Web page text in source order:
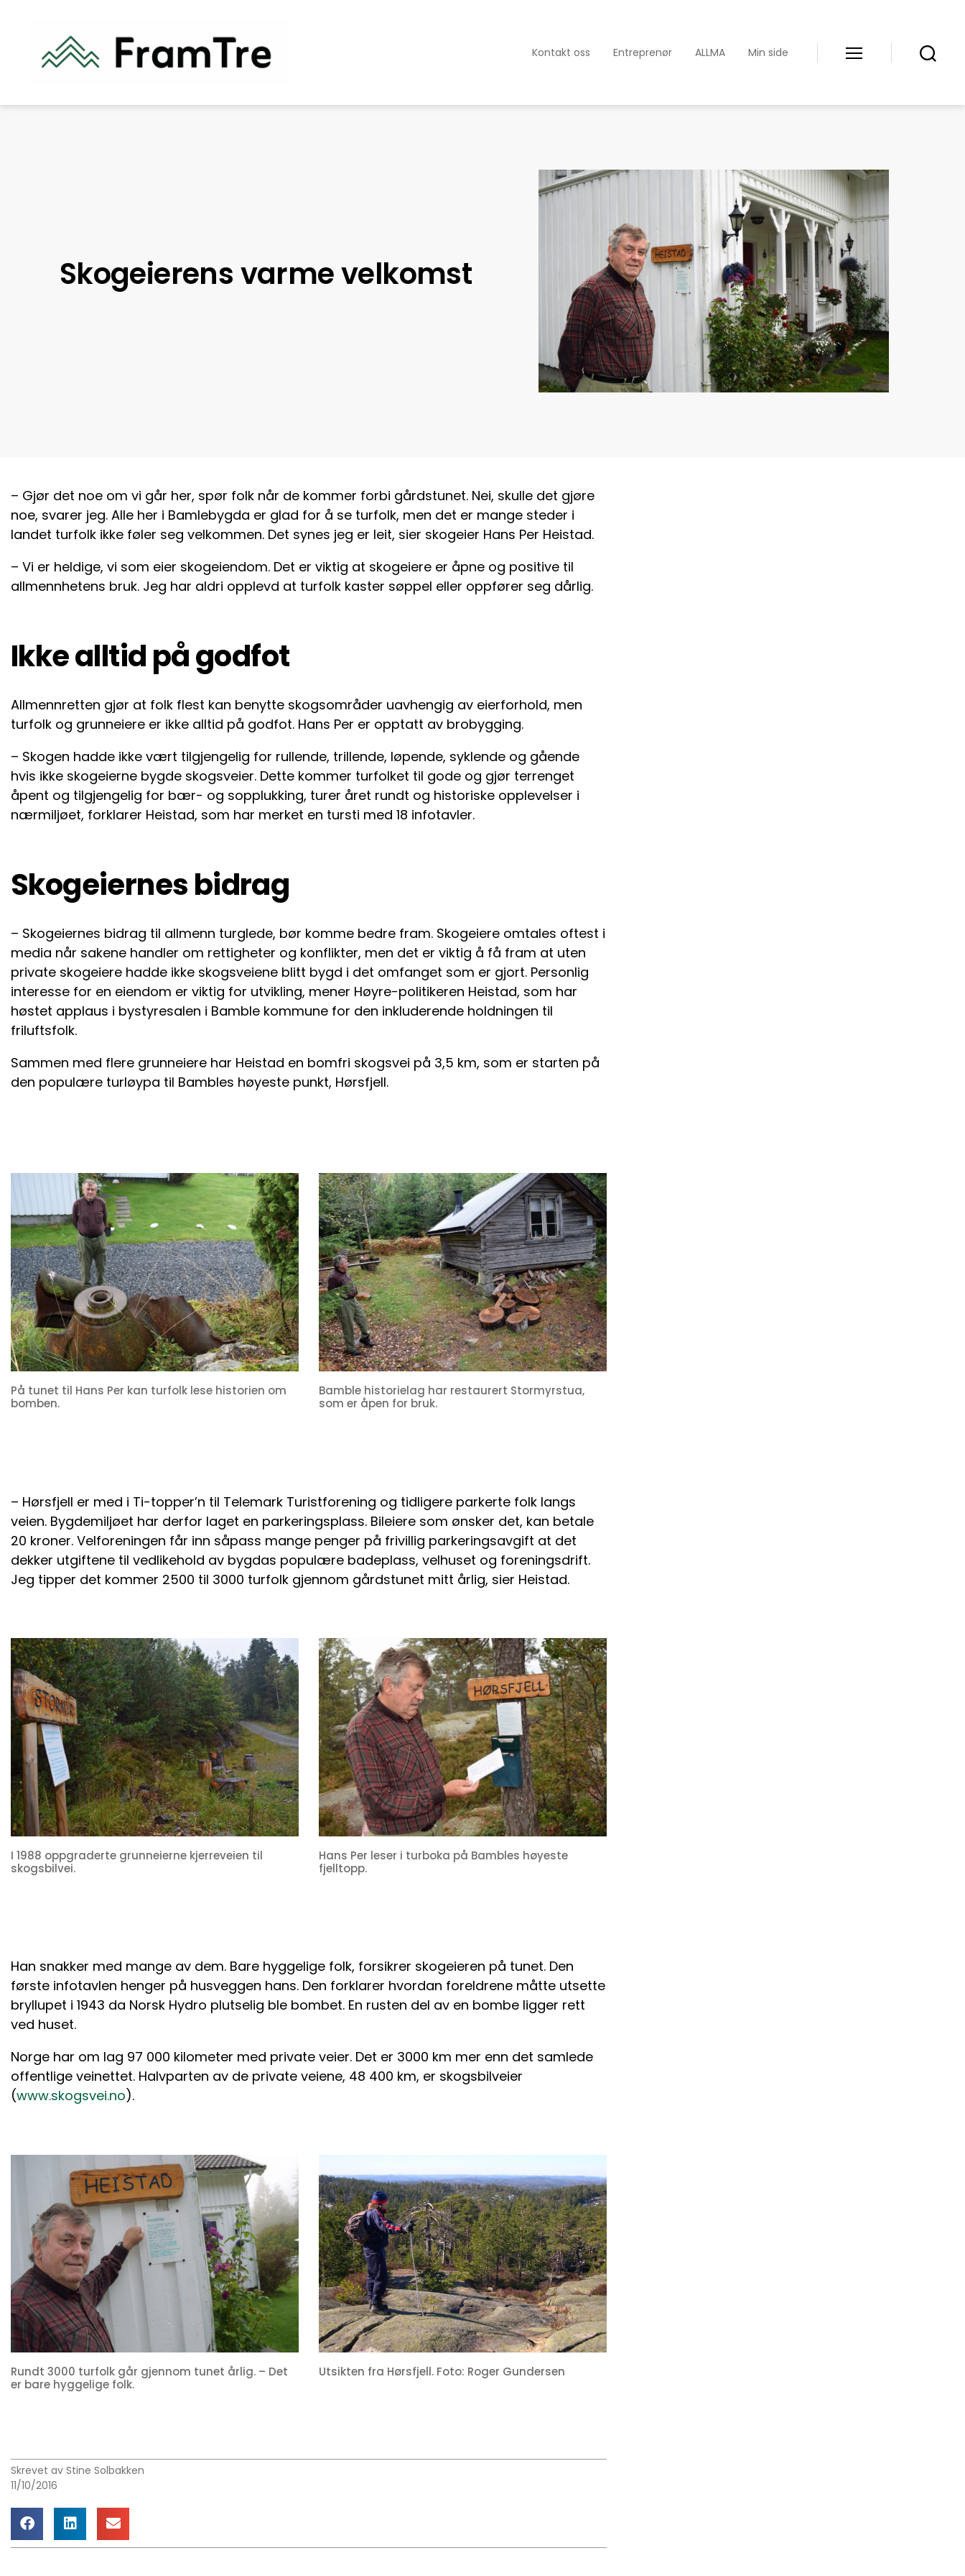
Kontakt oss Entreprenør ALLMA Min side
Skogeierens varme velkomst
– Gjør det noe om vi går her, spør folk når de kommer forbi gårdstunet. Nei, skulle det gjøre
noe, svarer jeg. Alle her i Bamlebygda er glad for å se turfolk, men det er mange steder i
landet turfolk ikke føler seg velkommen. Det synes jeg er leit, sier skogeier Hans Per Heistad.
– Vi er heldige, vi som eier skogeiendom. Det er viktig at skogeiere er åpne og positive til
allmennhetens bruk. Jeg har aldri opplevd at turfolk kaster søppel eller oppfører seg dårlig.
Ikke alltid på godfot
Allmennretten gjør at folk flest kan benytte skogsområder uavhengig av eierforhold, men
turfolk og grunneiere er ikke alltid på godfot. Hans Per er opptatt av brobygging.
– Skogen hadde ikke vært tilgjengelig for rullende, trillende, løpende, syklende og gående
hvis ikke skogeierne bygde skogsveier. Dette kommer turfolket til gode og gjør terrenget
åpent og tilgjengelig for bær- og sopplukking, turer året rundt og historiske opplevelser i
nærmiljøet, forklarer Heistad, som har merket en tursti med 18 infotavler.
Skogeiernes bidrag
– Skogeiernes bidrag til allmenn turglede, bør komme bedre fram. Skogeiere omtales oftest i
media når sakene handler om rettigheter og konflikter, men det er viktig å få fram at uten
private skogeiere hadde ikke skogsveiene blitt bygd i det omfanget som er gjort. Personlig
interesse for en eiendom er viktig for utvikling, mener Høyre-politikeren Heistad, som har
høstet applaus i bystyresalen i Bamble kommune for den inkluderende holdningen til
friluftsfolk.
Sammen med flere grunneiere har Heistad en bomfri skogsvei på 3,5 km, som er starten på
den populære turløypa til Bambles høyeste punkt, Hørsfjell.
På tunet til Hans Per kan turfolk lese historien om
bomben.
Bamble historielag har restaurert Stormyrstua,
som er åpen for bruk.
– Hørsfjell er med i Ti-topper’n til Telemark Turistforening og tidligere parkerte folk langs
veien. Bygdemiljøet har derfor laget en parkeringsplass. Bileiere som ønsker det, kan betale
20 kroner. Velforeningen får inn såpass mange penger på frivillig parkeringsavgift at det
dekker utgiftene til vedlikehold av bygdas populære badeplass, velhuset og foreningsdrift.
Jeg tipper det kommer 2500 til 3000 turfolk gjennom gårdstunet mitt årlig, sier Heistad.
I 1988 oppgraderte grunneierne kjerreveien til
skogsbilvei.
Hans Per leser i turboka på Bambles høyeste
fjelltopp.
Han snakker med mange av dem. Bare hyggelige folk, forsikrer skogeieren på tunet. Den
første infotavlen henger på husveggen hans. Den forklarer hvordan foreldrene måtte utsette
bryllupet i 1943 da Norsk Hydro plutselig ble bombet. En rusten del av en bombe ligger rett
ved huset.
Norge har om lag 97 000 kilometer med private veier. Det er 3000 km mer enn det samlede
offentlige veinettet. Halvparten av de private veiene, 48 400 km, er skogsbilveier
(www.skogsvei.no).
Rundt 3000 turfolk går gjennom tunet årlig. – Det
er bare hyggelige folk.
Utsikten fra Hørsfjell. Foto: Roger Gundersen
Skrevet av Stine Solbakken
11/10/2016